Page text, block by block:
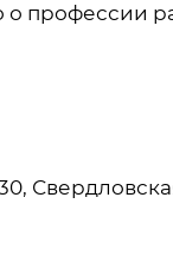
о профессии